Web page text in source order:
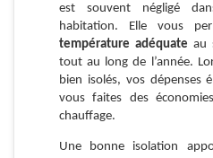
est souvent négligé
habitation. Elle vous
température adéquate au
tout au long de l’année.
bien isolés, vos dépenses
vous faites des
chauffage.
Une bonne isolation